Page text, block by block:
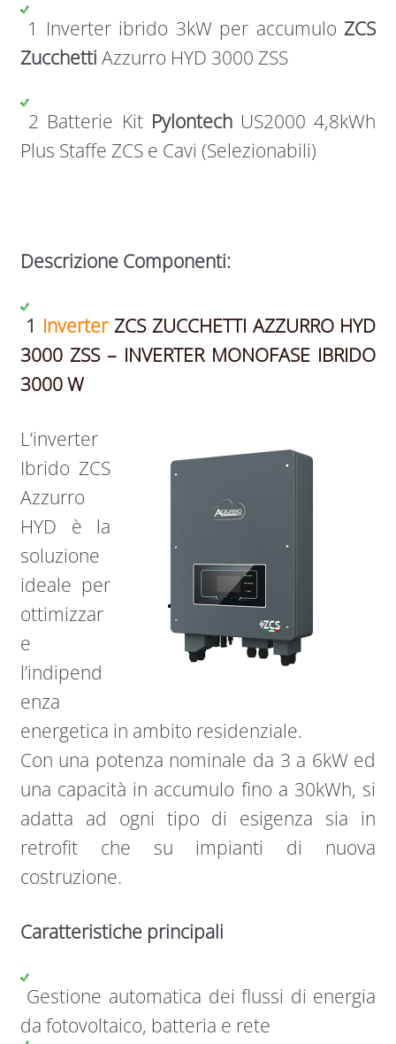
1 Inverter ibrido 3kW per accumulo ZCS
Zucchetti Azzurro HYD 3000 ZSS
2 Batterie Kit Pylontech US2000 4,8kWh
Plus Staffe ZCS e Cavi (Selezionabili)
Descrizione Componenti:
1 InverterZCS ZUCCHETTI AZZURRO HYD
3000 ZSS – INVERTER MONOFASE IBRIDO
3000 W
L’inverter
Ibrido ZCS
Azzurro
HYD è la
soluzione
ideale per
ottimizzar
e
l’indipend
enza
energetica in ambito residenziale.
Con una potenza nominale da 3 a 6kW ed
una capacità in accumulo fino a 30kWh, si
adatta ad ogni tipo di esigenza sia in
retrofit che su impianti di nuova
costruzione.
Caratteristiche principali
Gestione automatica dei flussi di energia
da fotovoltaico, batteria e rete